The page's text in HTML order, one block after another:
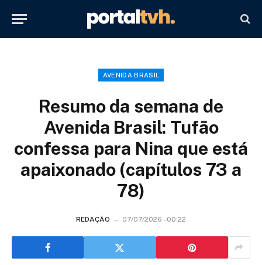
AVENIDA BRASIL
Resumo da semana de
Avenida Brasil: Tufão
confessa para Nina que está
apaixonado (capítulos 73 a
78)
REDAÇÃO 07/07/2026 - 00:22